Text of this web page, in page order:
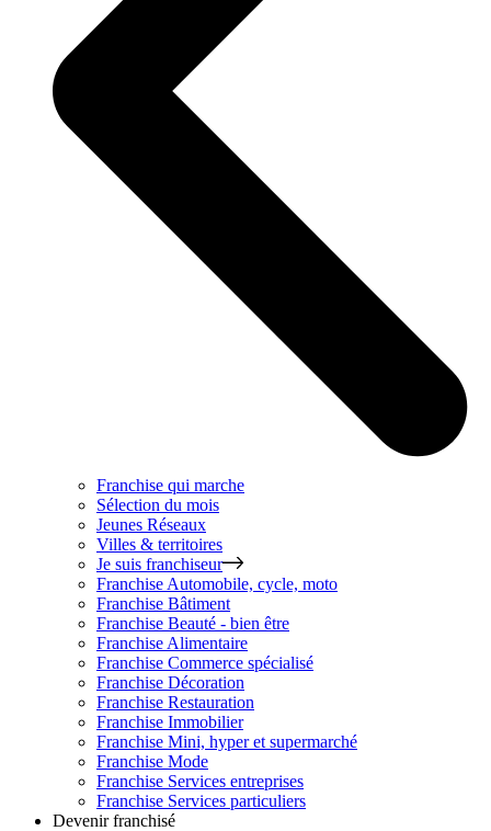
Franchise qui marche
Sélection du mois
Jeunes Réseaux
Villes & territoires
Je suis franchiseur
Franchise Automobile, cycle, moto
Franchise Bâtiment
Franchise Beauté - bien être
Franchise Alimentaire
Franchise Commerce spécialisé
Franchise Décoration
Franchise Restauration
Franchise Immobilier
Franchise Mini, hyper et supermarché
Franchise Mode
Franchise Services entreprises
Franchise Services particuliers
Devenir franchisé